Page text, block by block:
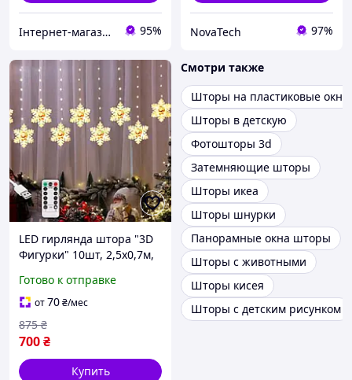
Інтернет-магазин Megusta 95% NovaTech 97%
LED гирлянда штора "3D
Фигурки" 10шт, 2,5х0,7м,
белый Сніжинка
Готово к отправке
от70₴/мес
700₴
875 ₴
Купить
Смотри также
Шторы на пластиковые окна
Шторы в детскую
Фотошторы 3d
Затемняющие шторы
Шторы икеа
Шторы шнурки
Панорамные окна шторы
Шторы с животными
Шторы кисея
Шторы с детским рисунком